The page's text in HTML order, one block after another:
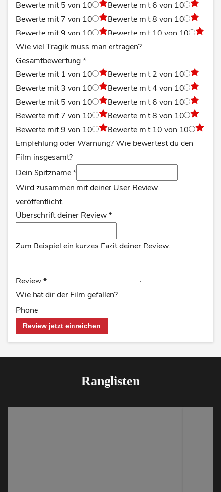
Bewerte mit 5 von 10
Bewerte mit 6 von 10
Bewerte mit 7 von 10
Bewerte mit 8 von 10
Bewerte mit 9 von 10
Bewerte mit 10 von 10
Wie viel Tragik muss man ertragen?
Gesamtbewertung*
Bewerte mit 1 von 10
Bewerte mit 2 von 10
Bewerte mit 3 von 10
Bewerte mit 4 von 10
Bewerte mit 5 von 10
Bewerte mit 6 von 10
Bewerte mit 7 von 10
Bewerte mit 8 von 10
Bewerte mit 9 von 10
Bewerte mit 10 von 10
Empfehlung oder Warnung? Wie bewertest du den
Film insgesamt?
Dein Spitzname*
Wird zusammen mit deiner User Review
veröffentlicht.
Überschrift deiner Review*
Zum Beispiel ein kurzes Fazit deiner Review.
Review*
Wie hat dir der Film gefallen?
Phone
Review jetzt einreichen
Ranglisten